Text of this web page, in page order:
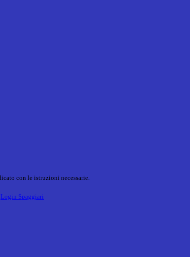
con le istruzioni necessarie.
Login Spaggiari